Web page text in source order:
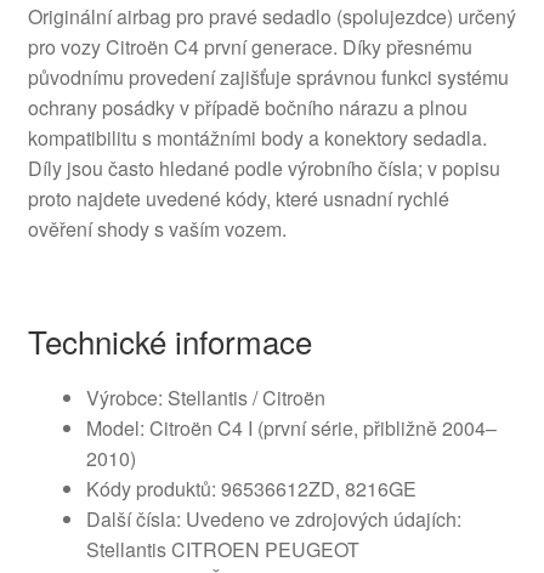
Originální airbag pro pravé sedadlo (spolujezdce) určený
pro vozy Citroën C4 první generace. Díky přesnému
původnímu provedení zajišťuje správnou funkci systému
ochrany posádky v případě bočního nárazu a plnou
kompatibilitu s montážními body a konektory sedadla.
Díly jsou často hledané podle výrobního čísla; v popisu
proto najdete uvedené kódy, které usnadní rychlé
ověření shody s vaším vozem.
Technické informace
Výrobce: Stellantis / Citroën
Model: Citroën C4 I (první série, přibližně 2004–
2010)
Kódy produktů: 96536612ZD, 8216GE
Další čísla: Uvedeno ve zdrojových údajích:
Stellantis CITROEN PEUGEOT